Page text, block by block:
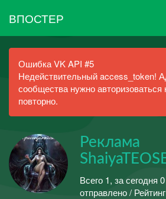
ВПОСТЕР
Ошибка VK API #5
Недействительный access_token!
сообщества нужно авторизоваться
повторно.
Реклама
Всего 1, за сегодня
отправлено /